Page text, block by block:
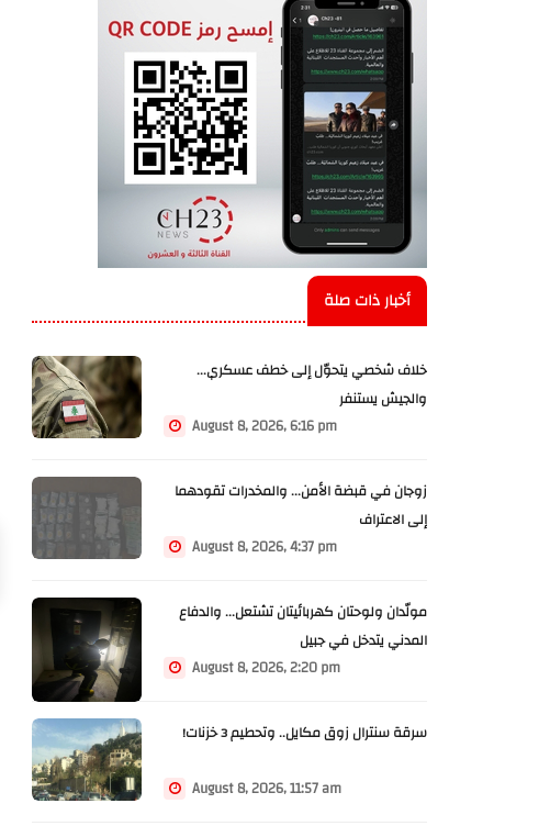
أخبار ذات صلة
خلاف شخصي يتحوّل إلى خطف عسكري...
والجيش يستنفر
August 8, 2026, 6:16 pm
زوجان في قبضة الأمن... والمخدرات تقودهما
إلى الاعتراف
August 8, 2026, 4:37 pm
مولّدان ولوحتان كهربائيتان تشتعل... والدفاع
المدني يتدخل في جبيل
August 8, 2026, 2:20 pm
سرقة سنترال زوق مكايل.. وتحطيم 3 خزنات!
August 8, 2026, 11:57 am